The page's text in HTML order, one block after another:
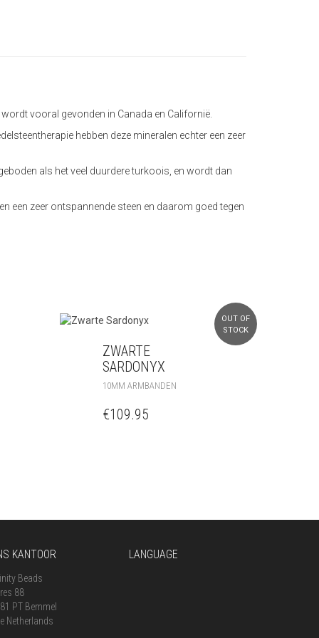
vooral gevonden in Canada en Californië.
hebben deze mineralen echter een zeer
als het veel duurdere turkoois, en wordt dan
een zeer ontspannende steen en daarom goed tegen
OUT OF
STOCK
ZWARTE
SARDONYX
10MM ARMBANDEN
€109.95
KANTOOR
Beads
88
PT Bemmel
Netherlands
LANGUAGE